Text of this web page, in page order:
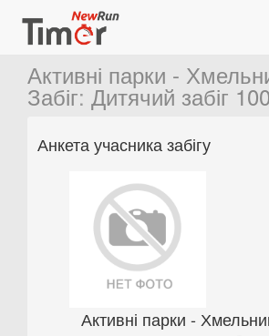
Активні парки -
Забіг: Дитячий забіг
Анкета учасника забігу
Активні парки -